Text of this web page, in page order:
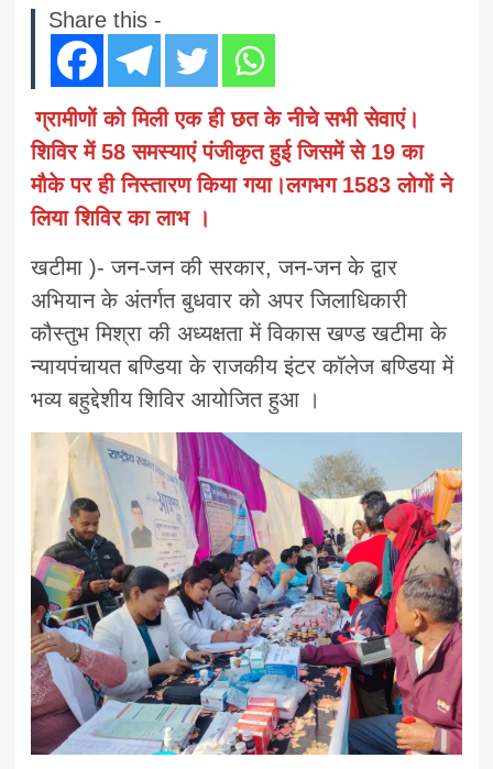
Share this -
ग्रामीणों को मिली एक ही छत के नीचे सभी सेवाएं।
शिविर में 58 समस्याएं पंजीकृत हुई जिसमें से 19 का
मौके पर ही निस्तारण किया गया।लगभग 1583 लोगों ने
लिया शिविर का लाभ ।
खटीमा )- जन-जन की सरकार, जन-जन के द्वार
अभियान के अंतर्गत बुधवार को अपर जिलाधिकारी
कौस्तुभ मिश्रा की अध्यक्षता में विकास खण्ड खटीमा के
न्यायपंचायत बण्डिया के राजकीय इंटर कॉलेज बण्डिया में
भव्य बहुद्देशीय शिविर आयोजित हुआ ।